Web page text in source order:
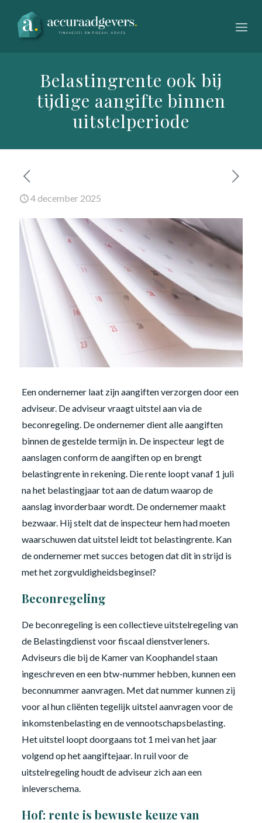
Belastingrente ook bij
tijdige aangifte binnen
uitstelperiode
4 december 2025
Een ondernemer laat zijn aangiften verzorgen door een
adviseur. De adviseur vraagt uitstel aan via de
beconregeling. De ondernemer dient alle aangiften
binnen de gestelde termijn in. De inspecteur legt de
aanslagen conform de aangiften op en brengt
belastingrente in rekening. Die rente loopt vanaf 1 juli
na het belastingjaar tot aan de datum waarop de
aanslag invorderbaar wordt. De ondernemer maakt
bezwaar. Hij stelt dat de inspecteur hem had moeten
waarschuwen dat uitstel leidt tot belastingrente. Kan
de ondernemer met succes betogen dat dit in strijd is
met het zorgvuldigheidsbeginsel?
Beconregeling
De beconregeling is een collectieve uitstelregeling van
de Belastingdienst voor fiscaal dienstverleners.
Adviseurs die bij de Kamer van Koophandel staan
ingeschreven en een btw-nummer hebben, kunnen een
beconnummer aanvragen. Met dat nummer kunnen zij
voor al hun cliënten tegelijk uitstel aanvragen voor de
inkomstenbelasting en de vennootschapsbelasting.
Het uitstel loopt doorgaans tot 1 mei van het jaar
volgend op het aangiftejaar. In ruil voor de
uitstelregeling houdt de adviseur zich aan een
inleverschema.
Hof: rente is bewuste keuze van